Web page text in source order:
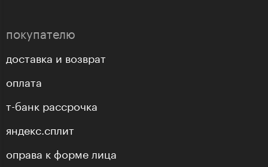
покупателю
доставка и возврат
оплата
т-банк рассрочка
яндекс.сплит
оправа к форме лица